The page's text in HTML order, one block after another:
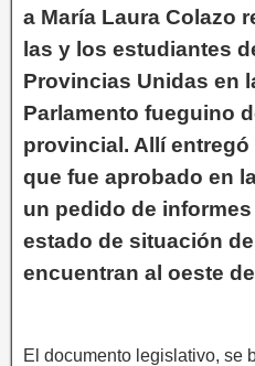
a María Laura Colazo
las y los estudiantes
Provincias Unidas en
Parlamento fueguino
provincial. Allí entregó
que fue aprobado en
un pedido de
estado de situación
encuentran al oeste
El documento legislativo, se